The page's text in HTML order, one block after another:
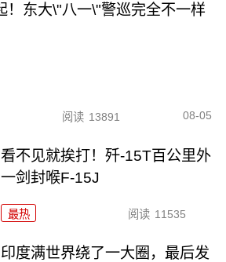
！东大\"八一\"警巡完全不一样
阅读 13891 08-05
看不见就挨打！歼-15T百公里外
一剑封喉F-15J
最热 阅读 11535
印度满世界绕了一大圈，最后发